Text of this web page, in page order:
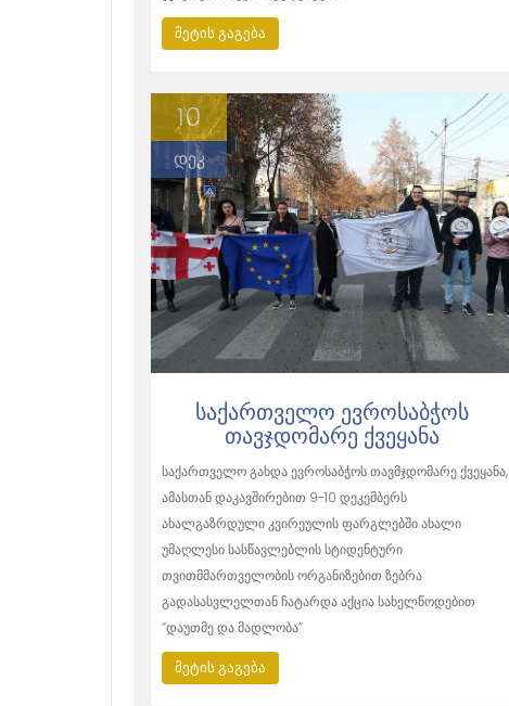
მეტის გაგება
10
დეკ
ᲡᲐᲥᲐᲠᲗᲕᲔᲚᲝ ᲔᲕᲠᲝᲡᲐᲑᲭᲝᲡ
ᲗᲐᲕᲯᲓᲝᲛᲐᲠᲔ ᲥᲕᲔᲧᲐᲜᲐ
საქართველო გახდა ევროსაბჭოს თავმჯდომარე ქვეყანა,
ამასთან დაკავშირებით 9-10 დეკემბერს
ახალგაზრდული კვირეულის ფარგლებში ახალი
უმაღლესი სასწავლებლის სტიდენტური
თვითმმართველობის ორგანიზებით ზებრა
გადასასვლელთან ჩატარდა აქცია სახელწოდებით
“დაუთმე და მადლობა”
მეტის გაგება